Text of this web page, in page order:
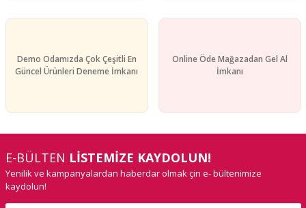
Demo Odamızda Çok Çeşitli En
Güncel Ürünleri Deneme İmkanı
Online Öde Mağazadan Gel Al
İmkanı
E-BÜLTEN LİSTEMİZE KAYDOLUN!
Yenilik ve kampanyalardan haberdar olmak çin e- bültenimize
kaydolun!